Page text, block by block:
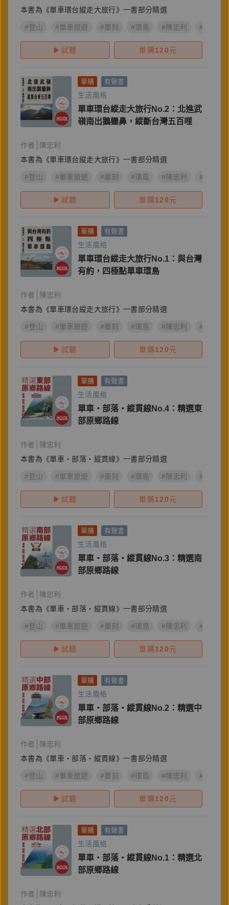
本書為《單車環台縱走大旅行》一書部分精選
#登山 #單車旅遊 #墨刻 #環島 #陳忠利 #單車環
試聽 單購120元
單購 有聲書
生活風格
單車環台縱走大旅行No.2：北進武
嶺南出鵝鑾鼻，縱斷台灣五百哩
作者
陳忠利
本書為《單車環台縱走大旅行》一書部分精選
#登山 #單車旅遊 #墨刻 #環島 #陳忠利 #單車環
試聽 單購120元
單購 有聲書
生活風格
單車環台縱走大旅行No.1：與台灣
有約，四極點單車環島
作者
陳忠利
本書為《單車環台縱走大旅行》一書部分精選
#登山 #單車旅遊 #墨刻 #環島 #陳忠利 #單車環
試聽 單購120元
單購 有聲書
生活風格
單車‧部落‧縱貫線No.4：精選東
部原鄉路線
作者
陳忠利
本書為《單車‧部落‧縱貫線》一書部分精選
#登山 #單車旅遊 #墨刻 #環島 #陳忠利 #單車‧
試聽 單購120元
單購 有聲書
生活風格
單車‧部落‧縱貫線No.3：精選南
部原鄉路線
作者
陳忠利
本書為《單車‧部落‧縱貫線》一書部分精選
#登山 #單車旅遊 #墨刻 #環島 #陳忠利 #單車‧
試聽 單購120元
單購 有聲書
生活風格
單車‧部落‧縱貫線No.2：精選中
部原鄉路線
作者
陳忠利
本書為《單車‧部落‧縱貫線》一書部分精選
#登山 #單車旅遊 #墨刻 #環島 #陳忠利 #單車‧
試聽 單購120元
單購 有聲書
生活風格
單車‧部落‧縱貫線No.1：精選北
部原鄉路線
作者
陳忠利